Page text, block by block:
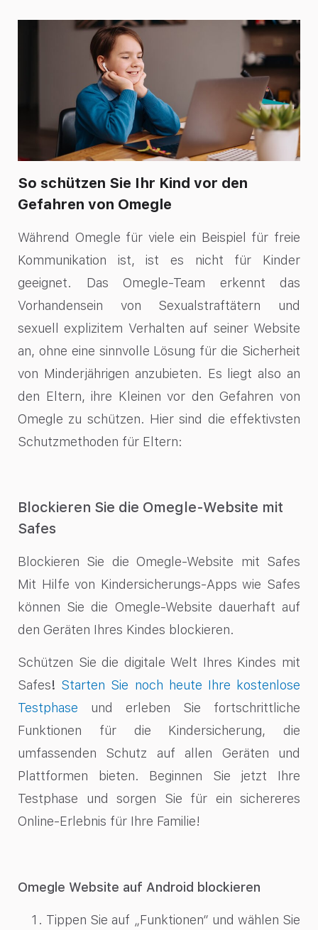
So schützen Sie Ihr Kind vor den
Gefahren von Omegle
Während Omegle für viele ein Beispiel für freie
Kommunikation ist, ist es nicht für Kinder
geeignet. Das Omegle-Team erkennt das
Vorhandensein von Sexualstraftätern und
sexuell explizitem Verhalten auf seiner Website
an, ohne eine sinnvolle Lösung für die Sicherheit
von Minderjährigen anzubieten. Es liegt also an
den Eltern, ihre Kleinen vor den Gefahren von
Omegle zu schützen. Hier sind die effektivsten
Schutzmethoden für Eltern:
Blockieren Sie die Omegle-Website mit
Safes
Blockieren Sie die Omegle-Website mit Safes
Mit Hilfe von Kindersicherungs-Apps wie Safes
können Sie die Omegle-Website dauerhaft auf
den Geräten Ihres Kindes blockieren.
Schützen Sie die digitale Welt Ihres Kindes mit
Safes! Starten Sie noch heute Ihre kostenlose
Testphase und erleben Sie fortschrittliche
Funktionen für die Kindersicherung, die
umfassenden Schutz auf allen Geräten und
Plattformen bieten. Beginnen Sie jetzt Ihre
Testphase und sorgen Sie für ein sichereres
Online-Erlebnis für Ihre Familie!
Omegle Website auf Android blockieren
Tippen Sie auf „Funktionen“ und wählen Sie